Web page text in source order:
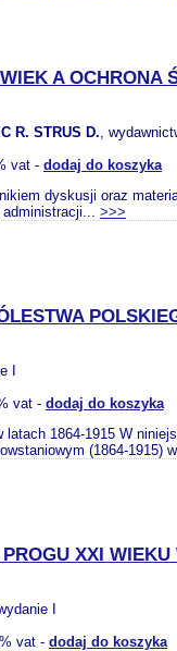
A OCHRONA
R. STRUS D.,
vat - dodaj do koszyka
dyskusji oraz
>>>
I
vat - dodaj do koszyka
1864-1915 W
(1864-1915)
XXI
I
vat - dodaj do koszyka